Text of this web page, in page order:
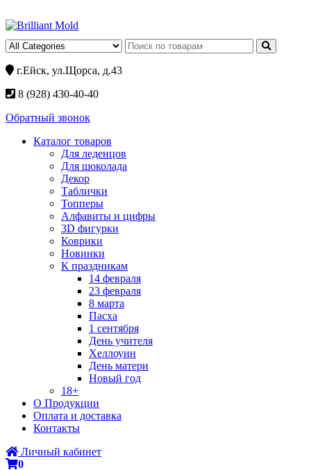
г.Ейск, ул.Щорса, д.43
8 (928) 430-40-40
Обратный звонок
Каталог товаров
Для леденцов
Для шоколада
Декор
Таблички
Топперы
Алфавиты и цифры
3D фигурки
Коврики
Новинки
К праздникам
14 февраля
23 февраля
8 марта
Пасха
1 сентября
День учителя
Хеллоуин
День матери
Новый год
18+
О Продукции
Оплата и доставка
Контакты
Личный кабинет
0